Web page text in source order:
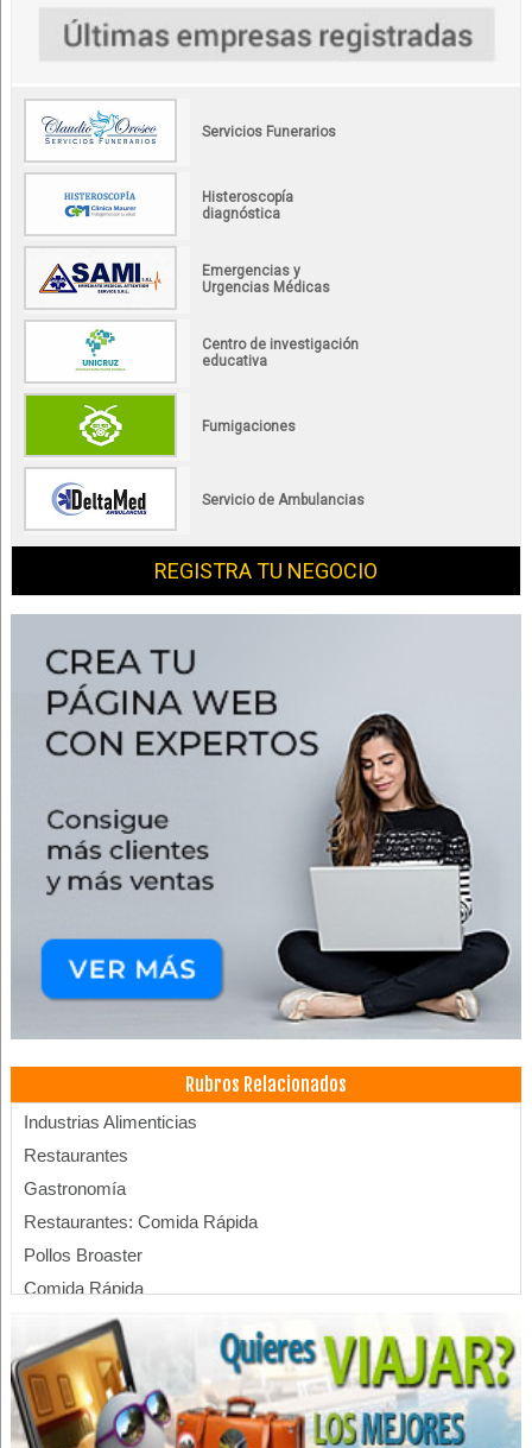
Servicios Funerarios
Histeroscopía
diagnóstica
Emergencias y
Urgencias Médicas
Centro de investigación
educativa
Fumigaciones
Servicio de Ambulancias
REGISTRA TU NEGOCIO
Rubros Relacionados
Industrias Alimenticias
Restaurantes
Gastronomía
Restaurantes: Comida Rápida
Pollos Broaster
Comida Rápida
Hamburguesas
Pollos al Spiedo
Servicios de Gastronomía
Chicharronería